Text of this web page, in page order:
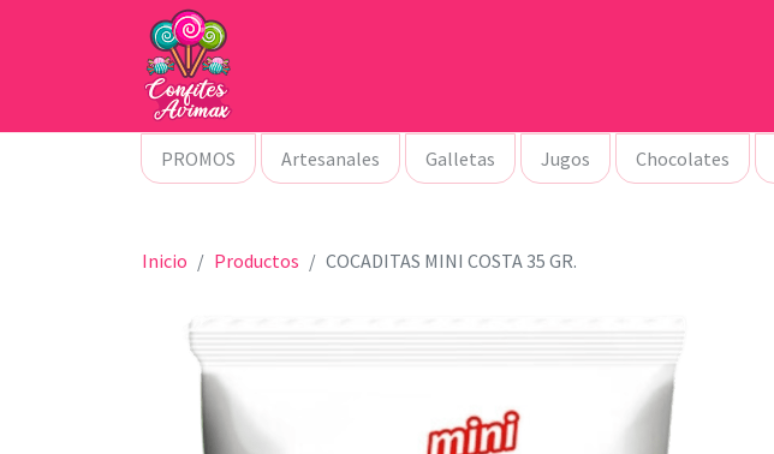
PROMOS Artesanales Galletas Jugos Chocolates
Inicio Productos COCADITAS MINI COSTA 35 GR.